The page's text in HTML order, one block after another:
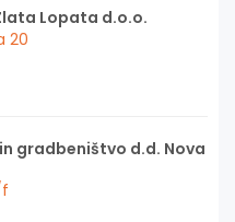
Lopata d.o.o.
20
gradbeništvo d.d. Nova